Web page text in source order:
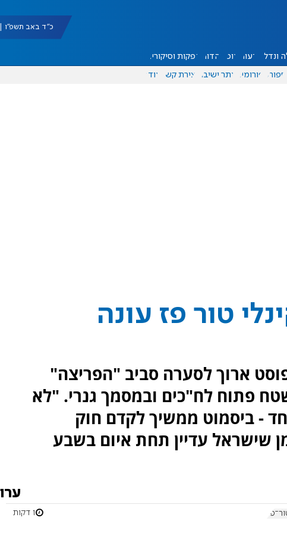
כ"ד באב תשפ"ו | 07/08/2026
ונדל"ן דעות אוכל יהדות הפקות וסיקורים
ספורט פורומים אתר ישיבה יצירת קשר עוד
טור פז עונה
ארוך לסערה סביב "הפריצה"
פתוח לח"כים ובמסמך גנרי. "לא
- ביסמוט ממשיך לקדם חוק
שישראל עדיין תחת איום בשבע
1 דקות